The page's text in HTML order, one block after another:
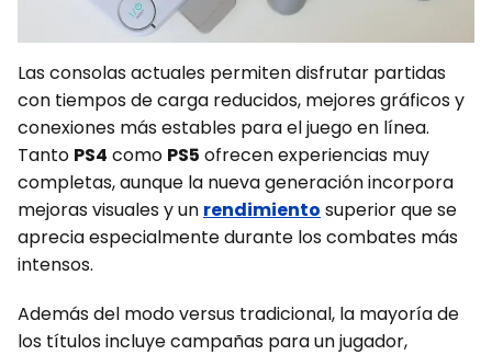
Las consolas actuales permiten disfrutar partidas
con tiempos de carga reducidos, mejores gráficos y
conexiones más estables para el juego en línea.
Tanto PS4 como PS5 ofrecen experiencias muy
completas, aunque la nueva generación incorpora
mejoras visuales y un rendimiento superior que se
aprecia especialmente durante los combates más
intensos.
Además del modo versus tradicional, la mayoría de
los títulos incluye campañas para un jugador,